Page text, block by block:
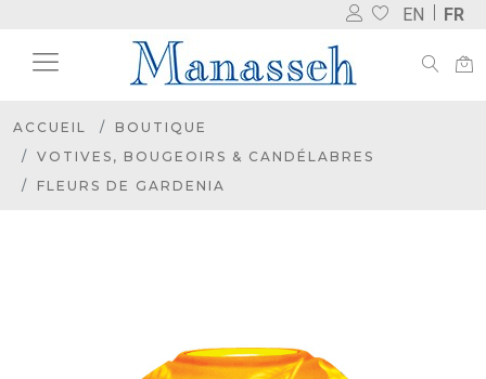
EN FR
ACCUEIL
BOUTIQUE
VOTIVES, BOUGEOIRS & CANDÉLABRES
FLEURS DE GARDENIA